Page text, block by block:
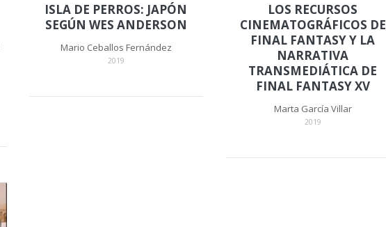
ISLA DE PERROS: JAPÓN
SEGÚN WES ANDERSON
Mario Ceballos Fernández
2019
LOS RECURSOS
CINEMATOGRÁFICOS DE
FINAL FANTASY Y LA
NARRATIVA
TRANSMEDIÁTICA DE
FINAL FANTASY XV
Marta García Villar
2019